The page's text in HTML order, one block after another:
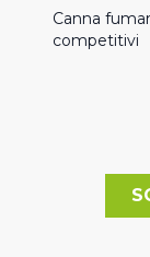
Canna
competitivi